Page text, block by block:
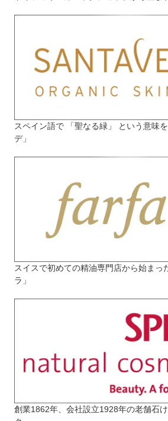
スペイン語で 「聖なる緑」 という意味
デ」
スイスで初めての精油専門店から始まっ
ラ」
創業1862年、会社設立1928年の老舗石